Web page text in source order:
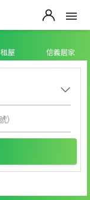
租屋 信義居家